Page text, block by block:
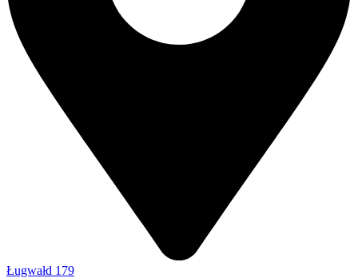
Ługwałd 179